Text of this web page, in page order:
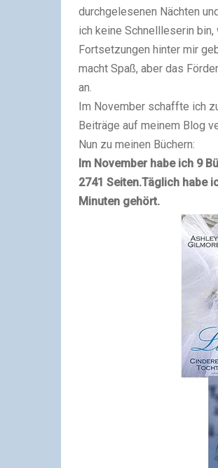
durchgelesenen Nächten
ich keine Schnellleserin
Fortsetzungen hinter mir
macht Spaß, aber das
an.
Im November schaffte ich
Beiträge auf meinem Blog
Nun zu meinen Büchern:
Im November habe ich 9
2741 Seiten.Täglich habe
Minuten gehört.